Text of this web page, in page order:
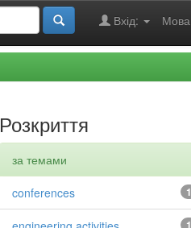
Мова
Вхід:
Розкриття
за темами
1
conferences
1